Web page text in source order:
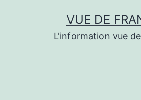
VUE DE
L'information vue